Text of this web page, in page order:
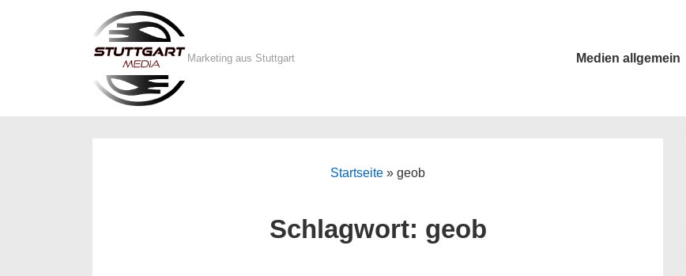
Marketing aus Stuttgart Medien allgemein
Startseite »geob
Schlagwort: geob